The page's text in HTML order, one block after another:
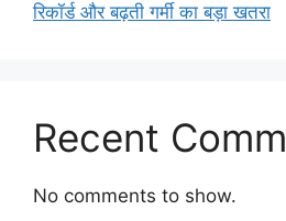
रिकॉर्ड और बढ़ती गर्मी का बड़ा खतरा
Recent
No comments to show.